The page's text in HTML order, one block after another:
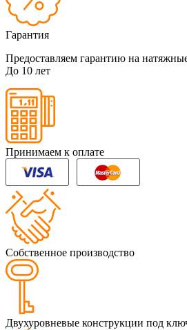
Гарантия
Предоставляем гарантию на
До 10 лет
Принимаем к оплате
Собственное производство
Двухуровневые конструкции под